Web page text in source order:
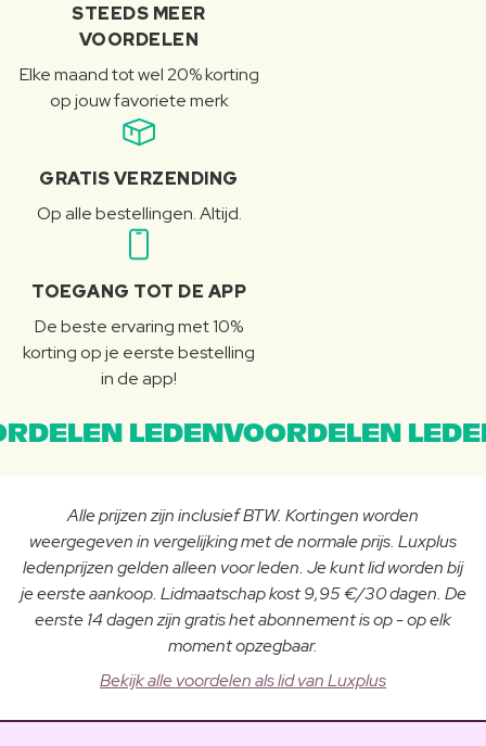
STEEDS MEER
VOORDELEN
Elke maand tot wel 20% korting
op jouw favoriete merk
GRATIS VERZENDING
Op alle bestellingen. Altijd.
TOEGANG TOT DE APP
De beste ervaring met 10%
korting op je eerste bestelling
in de app!
LEDENVOORDELEN
Alle prijzen zijn inclusief BTW. Kortingen worden
weergegeven in vergelijking met de normale prijs. Luxplus
ledenprijzen gelden alleen voor leden. Je kunt lid worden bij
je eerste aankoop. Lidmaatschap kost 9,95 €/30 dagen. De
eerste 14 dagen zijn gratis het abonnement is op - op elk
moment opzegbaar.
Bekijk alle voordelen als lid van Luxplus